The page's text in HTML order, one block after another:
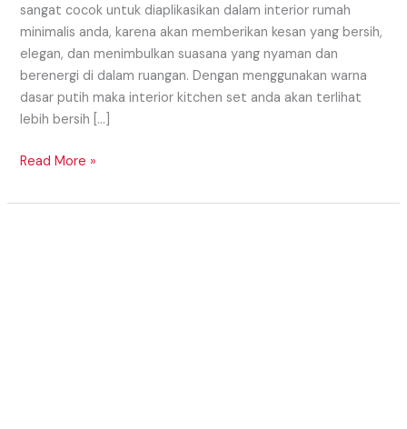
sangat cocok untuk diaplikasikan dalam interior rumah
minimalis anda, karena akan memberikan kesan yang bersih,
elegan, dan menimbulkan suasana yang nyaman dan
berenergi di dalam ruangan. Dengan menggunakan warna
dasar putih maka interior kitchen set anda akan terlihat
lebih bersih […]
Read More »